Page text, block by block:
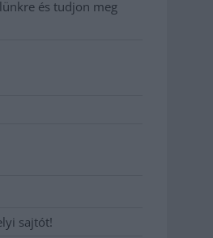
és tudjon meg
sajtót!